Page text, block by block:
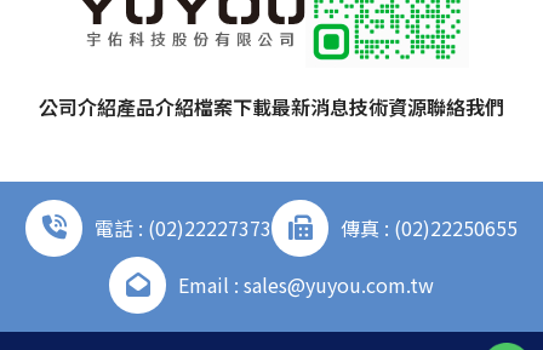
公司介紹產品介紹檔案下載最新消息技術資源聯絡我們
電話 : (02)22227373
傳真 : (02)22250655
Email : sales@yuyou.com.tw